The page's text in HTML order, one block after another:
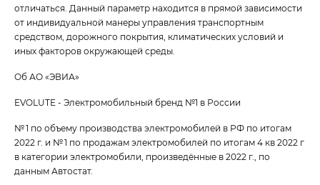
отличаться. Данный параметр находится в прямой зависимости
от индивидуальной манеры управления транспортным
средством, дорожного покрытия, климатических условий и
иных факторов окружающей среды.
Об АО «ЭВИА»
EVOLUTE - Электромобильный бренд №1 в России
№ 1 по объему производства электромобилей в РФ по итогам
2022 г. и № 1 по продажам электромобилей по итогам 4 кв 2022 г
в категории электромобили, произведённые в 2022 г., по
данным Автостат.